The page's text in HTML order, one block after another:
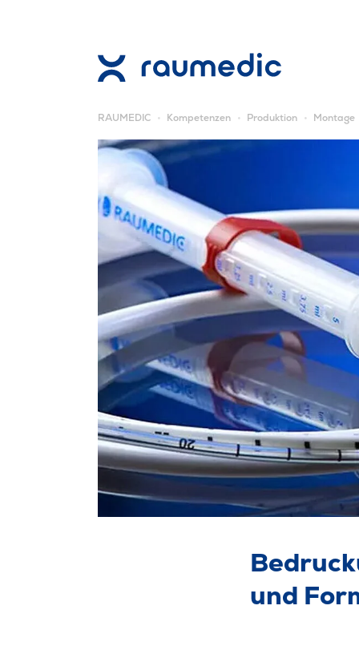
RAUMEDIC Kompetenzen Produktion Montage
und